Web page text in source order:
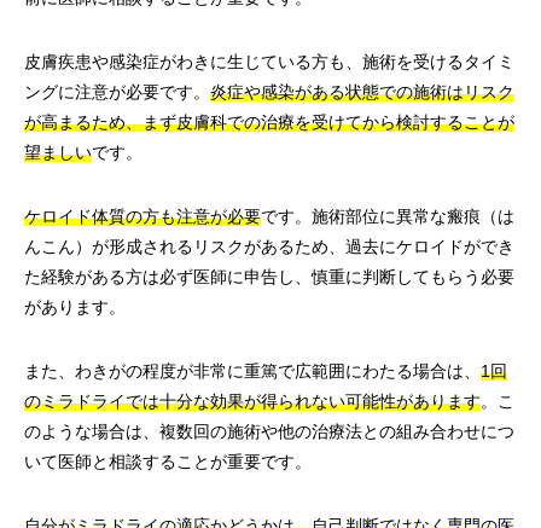
皮膚疾患や感染症がわきに生じている方も、施術を受けるタイミ
ングに注意が必要です。 炎症や感染がある状態での施術はリスク
が高まるため、まず皮膚科での治療を受けてから検討することが
望ましいです。
ケロイド体質の方も注意が必要です。施術部位に異常な瘢痕（は
んこん）が形成されるリスクがあるため、過去にケロイドができ
た経験がある方は必ず医師に申告し、慎重に判断してもらう必要
があります。
また、わきがの程度が非常に重篤で広範囲にわたる場合は、 1回
のミラドライでは十分な効果が得られない可能性があります。こ
のような場合は、複数回の施術や他の治療法との組み合わせにつ
いて医師と相談することが重要です。